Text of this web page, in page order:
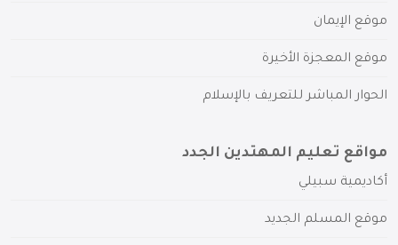
موقع الإيمان
موقع المعجزة الأخيرة
الحوار المباشر للتعريف بالإسلام
مواقع تعليم المهتدين الجدد
أكاديمية سبيلي
موقع المسلم الجديد